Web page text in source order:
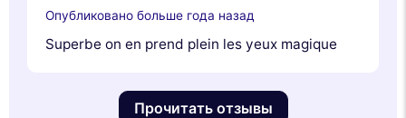
Опубликовано больше года назад
Superbe on en prend plein les yeux magique
Прочитать отзывы